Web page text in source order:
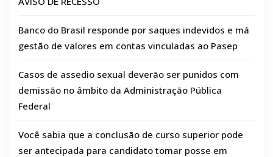
Banco do Brasil responde por saques indevidos e má
gestão de valores em contas vinculadas ao Pasep
Casos de assedio sexual deverão ser punidos com
demissão no âmbito da Administração Pública
Federal
Você sabia que a conclusão de curso superior pode
ser antecipada para candidato tomar posse em